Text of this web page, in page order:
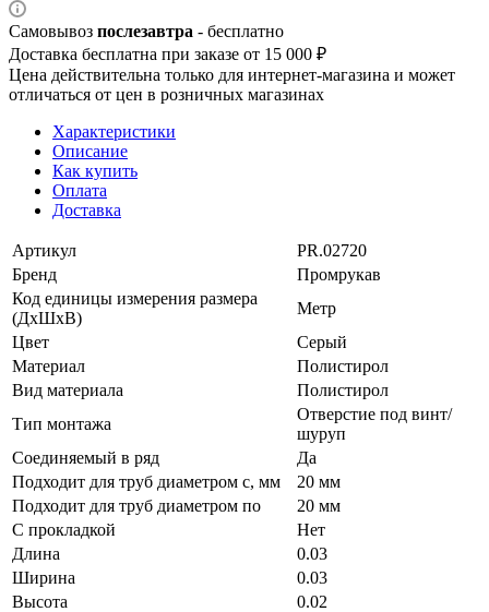
Самовывоз послезавтра - бесплатно
Доставка бесплатна при заказе от 15 000 ₽
Цена действительна только для интернет-магазина и может
отличаться от цен в розничных магазинах
Характеристики
Описание
Как купить
Оплата
Доставка
Артикул
PR.02720
Бренд
Промрукав
Код единицы измерения размера
(ДхШхВ)
Метр
Цвет
Серый
Материал
Полистирол
Вид материала
Полистирол
Тип монтажа
Отверстие под винт/
шуруп
Соединяемый в ряд
Да
Подходит для труб диаметром с, мм
20 мм
Подходит для труб диаметром по
20 мм
С прокладкой
Нет
Длина
0.03
Ширина
0.03
Высота
0.02